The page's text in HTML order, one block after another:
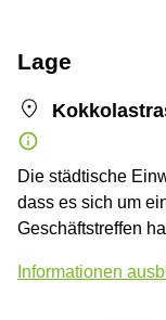
Lage
Die städtische
dass es sich um
Geschäftstreffen
Informationen